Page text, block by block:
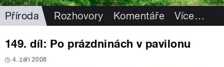
Příroda Rozhovory Komentáře Více…
149. díl: Po prázdninách v pavilonu
4. září 2008